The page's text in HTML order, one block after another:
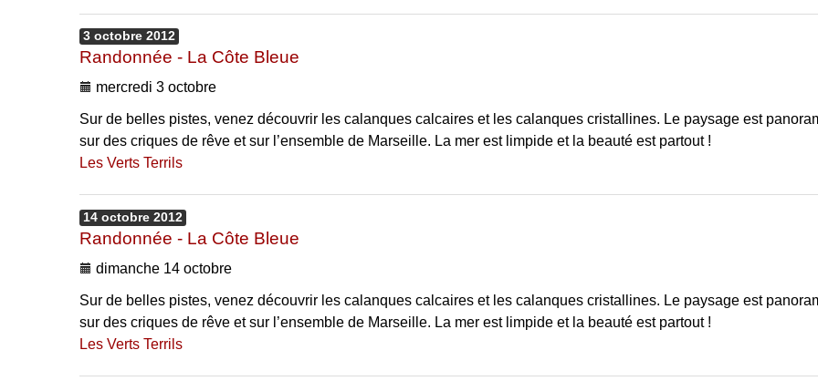
3 octobre 2012
Randonnée - La Côte Bleue
mercredi 3 octobre
Sur de belles pistes, venez découvrir les calanques calcaires et les calanques cristallines. Le paysage est
sur des criques de rêve et sur l’ensemble de Marseille. La mer est limpide et la beauté est partout !
Les Verts Terrils
14 octobre 2012
Randonnée - La Côte Bleue
dimanche 14 octobre
Sur de belles pistes, venez découvrir les calanques calcaires et les calanques cristallines. Le paysage est
sur des criques de rêve et sur l’ensemble de Marseille. La mer est limpide et la beauté est partout !
Les Verts Terrils